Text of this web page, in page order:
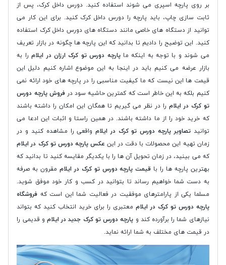
بر روی پارچه اسپری می شوند استفاده کنید. دورس داخل کرک، پس از
ثابت سازی چاپ، باید پارچه را دورس داخل کرک کنید. برای این کار می
توانید از دستگاه های خاصی مانند دستگاه های دورس داخل کرک استفاده
کنید. این توضیح را دادیم تا بدانید که این پارچه ها چگونه در بازار تعریف
می شوند و با توجه به اینکه ماپارچه دورس تو کرک ارزان در ایلامرا به
بازار عرضه می کنیم باید در اینجا به این موضوع اشاره کنیم دلیل این
قیمت ها این نیست که ما کیفیت مناسبی را در پارچه های خود ارائه نمی
کنیم بلکه به این خاطر است که کمترین حاشیه سود درفروش پارچه دورس
تو کرک در ایلام را در نظر می گیریم تا همگان این امکان را داشته باشند
که خرید خود را از ما داشته باشند. در همین راستا و اثبات این ادعا می
توانیدتصاویر پارچه دورس تو کرک در ایلامواقعی را مشاهده کنید و در
زمان تهیه این محصولات با دقت در این عکس پارچه دورس تو کرک در ایلام
که می بینید، در زمان تحویل آن ها را با یکدیگر مقایسه کنید تا بدانید که
بهترین پارچه ها را با قیمت پارچه دورس تو کرک در ایلام مقرون به صرفه
به دست شما خواهیم رساند تا بتوانید در کسب و کار خود موفق شوید.
مسلما یکی از پارامترهای موفقیت در فعالیت شما این است که فروشگاه
پارچه دورس تو کرک در ایلام معتبری را برای خرید انتخاب کنید که بتواند
نیازهای شما را برآورده کند و پارچه دورس تو کرک جدید در ایلامو قدیمی را
در قیمت های مختلف به شما ارائه نماید.